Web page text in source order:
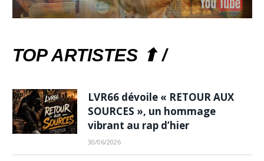
TOP ARTISTES ⬆ /
LVR66 dévoile « RETOUR AUX
SOURCES », un hommage
vibrant au rap d’hier
30/06/2026